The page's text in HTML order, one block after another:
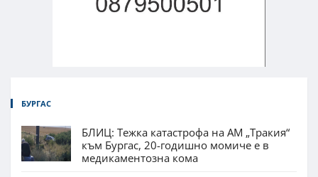
БУРГАС
БЛИЦ: Тежка катастрофа на АМ „Тракия“
към Бургас, 20-годишно момиче е в
медикаментозна кома